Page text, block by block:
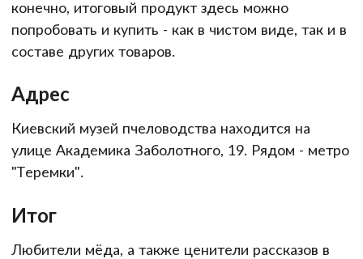
конечно, итоговый продукт здесь можно
попробовать и купить - как в чистом виде, так и в
составе других товаров.
Адрес
Киевский музей пчеловодства находится на
улице Академика Заболотного, 19. Рядом - метро
"Теремки".
Итог
Любители мёда, а также ценители рассказов в